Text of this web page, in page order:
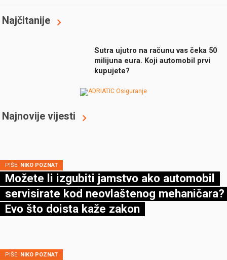
Najčitanije
Sutra ujutro na računu vas čeka 50
milijuna eura. Koji automobil prvi
kupujete?
Najnovije vijesti
PIŠE: NIKO POZNAT
Možete li izgubiti jamstvo ako automobil
servisirate kod neovlaštenog mehaničara?
Evo što doista kaže zakon
PIŠE: NIKO POZNAT